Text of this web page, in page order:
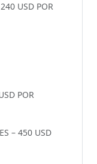
USD POR
POR
– 450 USD